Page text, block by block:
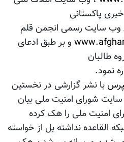
پاکستانی
وب سایت رسمی انجمن قلم
و بر طبق ادعای
طالبان
نمود.
با نشر گزارشی در نخستین
شورای امنیت ملی بیان
امنیت ملی را هک کرده
القاعده نداشته بل از خواسته